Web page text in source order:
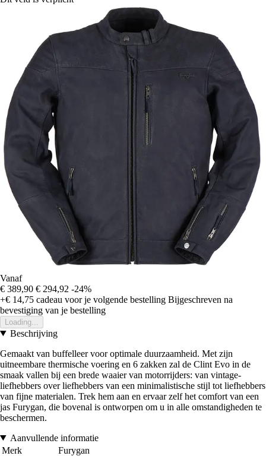
Vanaf
€ 389,90 € 294,92 -24%
+€ 14,75 cadeau voor je volgende bestelling Bijgeschreven na
bevestiging van je bestelling
Loading...
Beschrijving
Gemaakt van buffelleer voor optimale duurzaamheid. Met zijn
uitneembare thermische voering en 6 zakken zal de Clint Evo in de
smaak vallen bij een brede waaier van motorrijders: van vintage-
liefhebbers over liefhebbers van een minimalistische stijl tot liefhebbers
van fijne materialen. Trek hem aan en ervaar zelf het comfort van een
jas Furygan, die bovenal is ontworpen om u in alle omstandigheden te
beschermen.
Aanvullende informatie
Merk
Furygan